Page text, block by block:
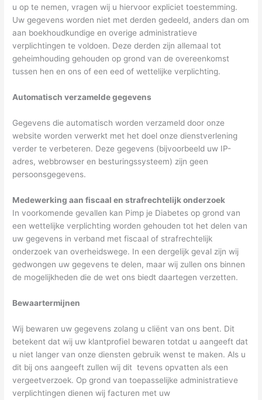
u op te nemen, vragen wij u hiervoor expliciet toestemming.
Uw gegevens worden niet met derden gedeeld, anders dan om
aan boekhoudkundige en overige administratieve
verplichtingen te voldoen. Deze derden zijn allemaal tot
geheimhouding gehouden op grond van de overeenkomst
tussen hen en ons of een eed of wettelijke verplichting.
Automatisch verzamelde gegevens
Gegevens die automatisch worden verzameld door onze
website worden verwerkt met het doel onze dienstverlening
verder te verbeteren. Deze gegevens (bijvoorbeeld uw IP-
adres, webbrowser en besturingssysteem) zijn geen
persoonsgegevens.
Medewerking aan fiscaal en strafrechtelijk onderzoek
In voorkomende gevallen kan Pimp je Diabetes op grond van
een wettelijke verplichting worden gehouden tot het delen van
uw gegevens in verband met fiscaal of strafrechtelijk
onderzoek van overheidswege. In een dergelijk geval zijn wij
gedwongen uw gegevens te delen, maar wij zullen ons binnen
de mogelijkheden die de wet ons biedt daartegen verzetten.
Bewaartermijnen
Wij bewaren uw gegevens zolang u cliënt van ons bent. Dit
betekent dat wij uw klantprofiel bewaren totdat u aangeeft dat
u niet langer van onze diensten gebruik wenst te maken. Als u
dit bij ons aangeeft zullen wij dit tevens opvatten als een
vergeetverzoek. Op grond van toepasselijke administratieve
verplichtingen dienen wij facturen met uw